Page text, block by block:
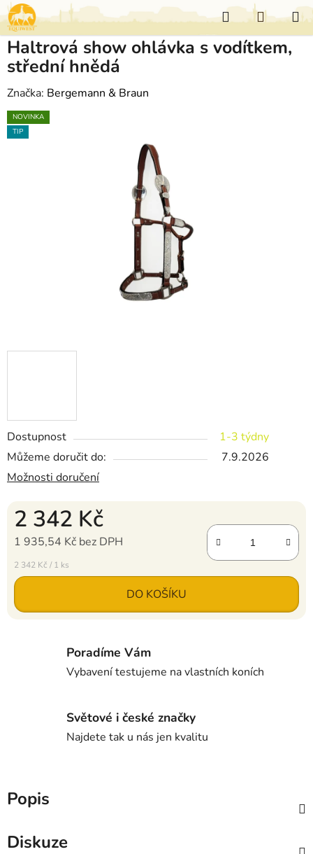
Přejít
na
obsah
Hledat
KOŠÍK
Dostupnost
1-3 týdny
Můžeme doručit do:
7.9.2026
Možnosti doručení
2 342 Kč
1 935,54 Kč bez DPH
Měrná cena:
2 342 Kč / 1 ks
DO KOŠÍKU
Haltrová show ohlávka s vodítkem,
střední hnědá
Značka: Bergemann & Braun
NOVINKA
TIP
Poradíme Vám
Vybavení testujeme na vlastních koních
Světové i české značky
Najdete tak u nás jen kvalitu
Popis
Diskuze